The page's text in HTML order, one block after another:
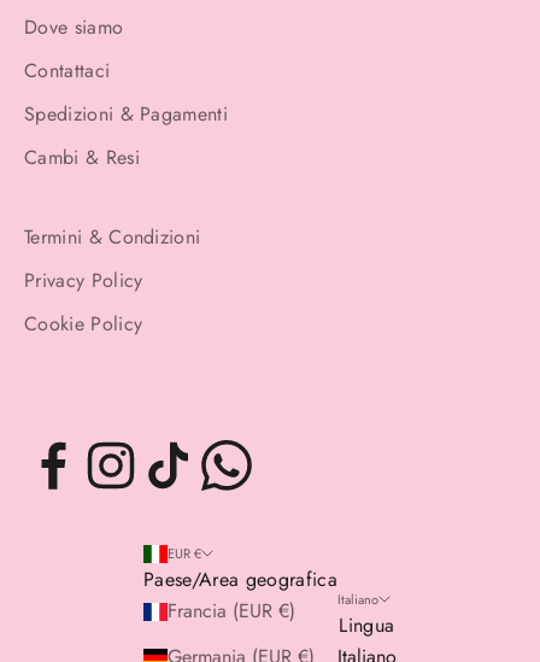
Dove siamo
Contattaci
Spedizioni & Pagamenti
Cambi & Resi
Termini & Condizioni
Privacy Policy
Cookie Policy
EUR €
Paese/Area geografica
Francia (EUR €)
Italiano
Lingua